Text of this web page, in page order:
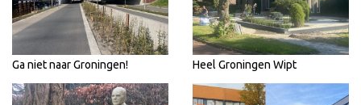
Ga niet naar Groningen! Heel Groningen Wipt